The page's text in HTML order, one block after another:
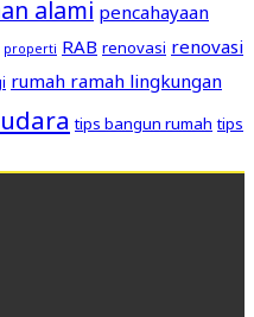
alami pencahayaan
properti RAB renovasi renovasi
rumah ramah lingkungan
tips bangun rumah tips